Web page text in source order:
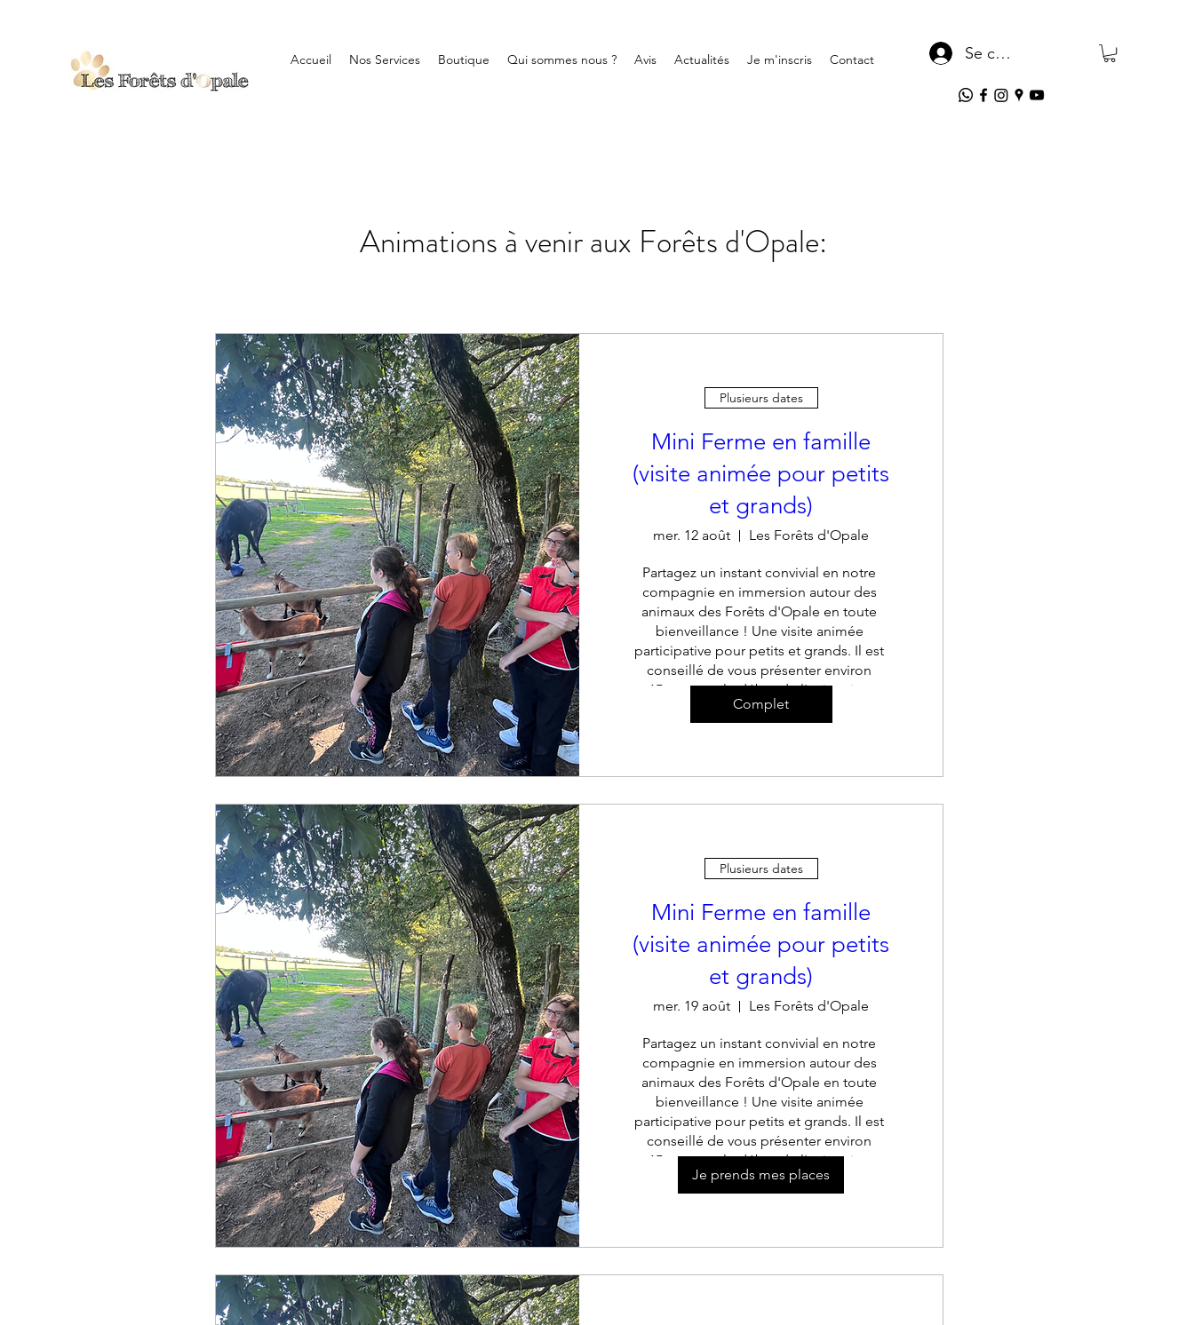
Accueil Nos Services Boutique Qui sommes nous ? Avis Actualités Je m'inscris Contact Se connecter
Animations à venir aux Forêts d'Opale:
Plusieurs dates
Mini Ferme en famille
(visite animée pour petits
et grands)
mer. 12 août Les Forêts d'Opale
Partagez un instant convivial en notre
compagnie en immersion autour des
animaux des Forêts d'Opale en toute
bienveillance ! Une visite animée
participative pour petits et grands. Il est
conseillé de vous présenter environ
15mn avant le début de l'animation.
Complet
Plusieurs dates
Mini Ferme en famille
(visite animée pour petits
et grands)
mer. 19 août Les Forêts d'Opale
Partagez un instant convivial en notre
compagnie en immersion autour des
animaux des Forêts d'Opale en toute
bienveillance ! Une visite animée
participative pour petits et grands. Il est
conseillé de vous présenter environ
15mn avant le début de l'animation.
Je prends mes places